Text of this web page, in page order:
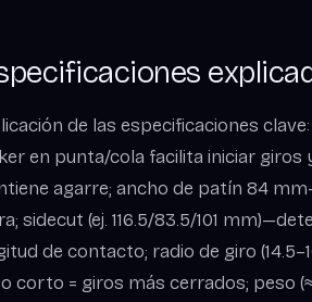
de las especificaciones
en punta/cola facilita iniciar giros
agarre; ancho de patín 84
sidecut (ej. 116.5/83.5/101
de contacto; radio de giro
corto = giros más cerrados; peso